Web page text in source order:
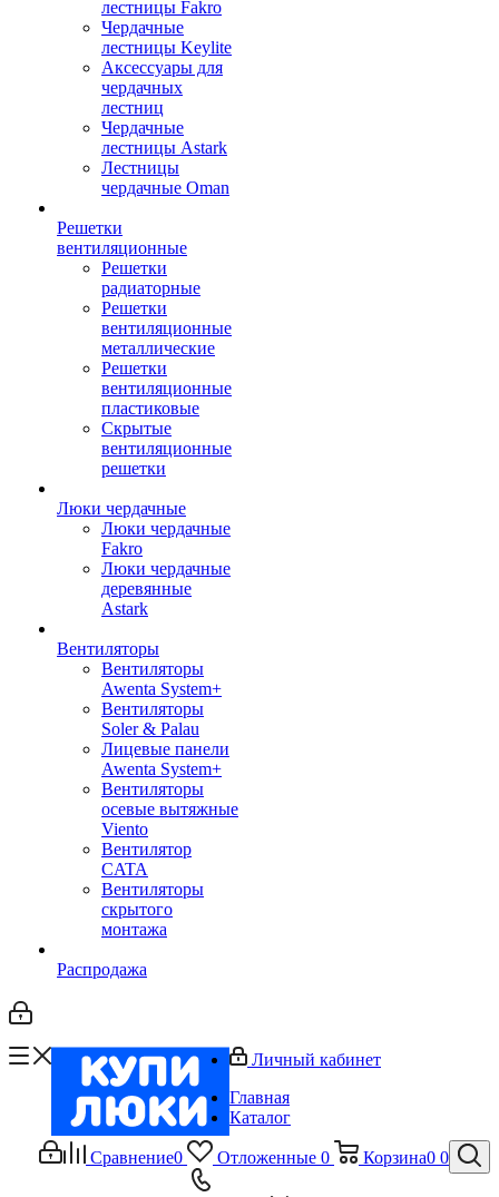
лестницы Fakro
Чердачные
лестницы Keylite
Аксессуары для
чердачных
лестниц
Чердачные
лестницы Astark
Лестницы
чердачные Oman
Решетки
вентиляционные
Решетки
радиаторные
Решетки
вентиляционные
металлические
Решетки
вентиляционные
пластиковые
Скрытые
вентиляционные
решетки
Люки чердачные
Люки чердачные
Fakro
Люки чердачные
деревянные
Astark
Вентиляторы
Вентиляторы
Awenta System+
Вентиляторы
Soler & Palau
Лицевые панели
Awenta System+
Вентиляторы
осевые вытяжные
Viento
Вентилятор
CATA
Вентиляторы
скрытого
монтажа
Распродажа
Сравнение0 Отложенные 0 Корзина0 0
Личный кабинет
Главная
Каталог